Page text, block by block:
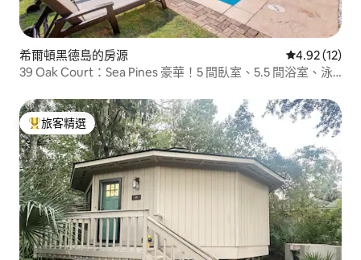
希爾頓黑德島的房源 從 12 則評價
4.92 (12)
39 Oak Court：Sea Pines 豪華！5 間臥室、5.5 間浴室、泳
旅客精選榜首
旅客精選